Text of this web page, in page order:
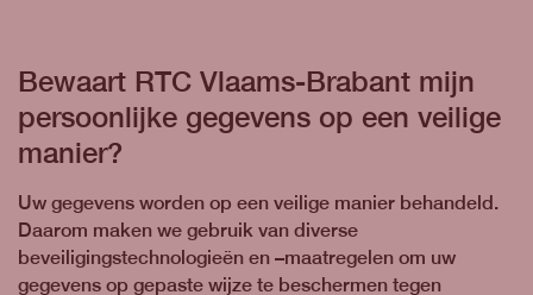
Bewaart RTC Vlaams-Brabant mijn
persoonlijke gegevens op een veilige
manier?
Uw gegevens worden op een veilige manier behandeld.
Daarom maken we gebruik van diverse
beveiligingstechnologieën en –maatregelen om uw
gegevens op gepaste wijze te beschermen tegen